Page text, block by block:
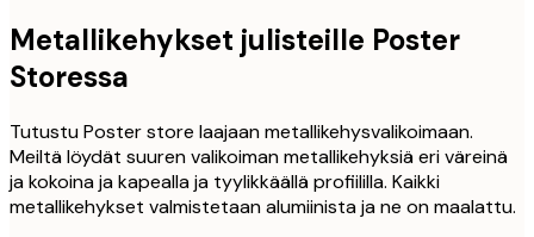
Metallikehykset julisteille Poster
Storessa
Tutustu Poster store laajaan metallikehysvalikoimaan.
Meiltä löydät suuren valikoiman metallikehyksiä eri väreinä
ja kokoina ja kapealla ja tyylikkäällä profiililla. Kaikki
metallikehykset valmistetaan alumiinista ja ne on maalattu.